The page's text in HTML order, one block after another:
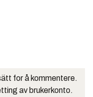
for å kommentere.
av brukerkonto.